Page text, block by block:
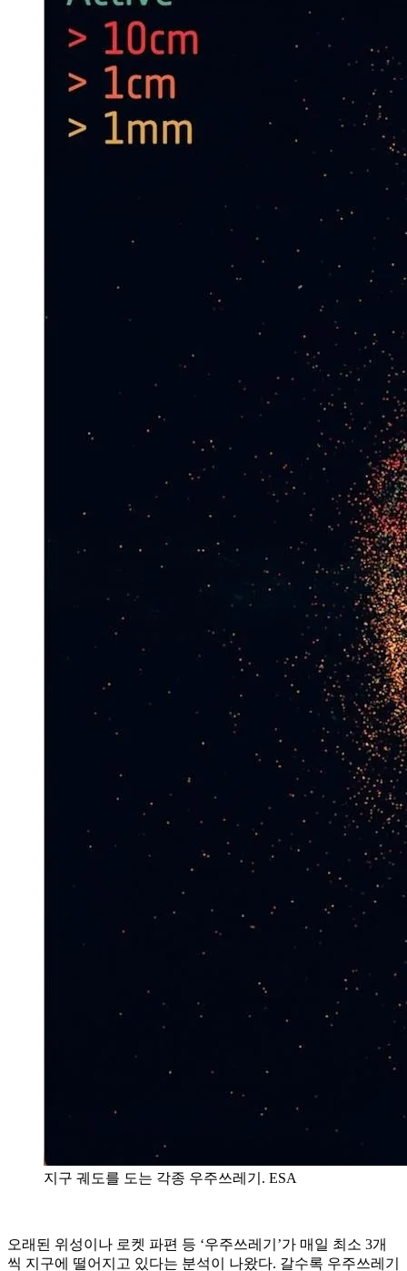
지구 궤도를 도는 각종 우주쓰레기. ESA
오래된 위성이나 로켓 파편 등 ‘우주쓰레기’가 매일 최소 3개
씩 지구에 떨어지고 있다는 분석이 나왔다. 갈수록 우주쓰레기